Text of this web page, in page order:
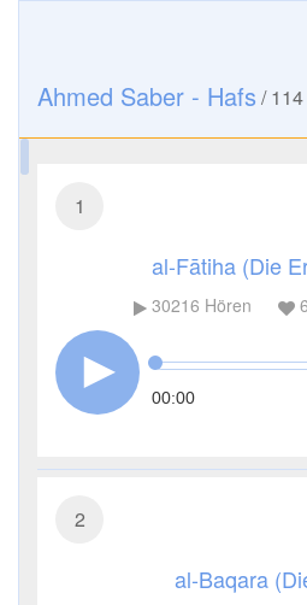
Ahmed Saber - Hafs /114
1
al-Fātiha (Die
30216 Hören 6
00:00
2
al-Baqara